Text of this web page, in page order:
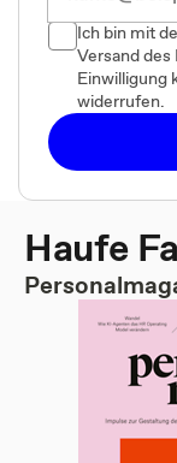
Ich bin mit
Versand
Einwilligung
widerrufen.
Haufe